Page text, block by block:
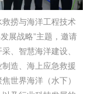
捞与海洋工程技术
展战略”主题，邀请
、智慧海洋建设、
造、海上应急救援
世界海洋（水下）